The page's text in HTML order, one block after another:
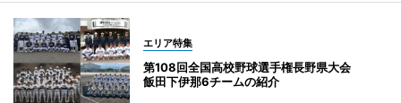
エリア特集
第108回全国高校野球選手権長野県大会
飯田下伊那6チームの紹介